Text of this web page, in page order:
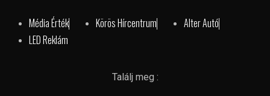
Média Érték Körös Hírcentrum
Alter Autó
LED Reklám
Találj meg :